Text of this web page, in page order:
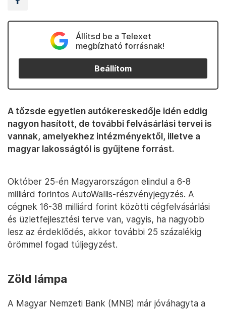
Állítsd be a Telexet
megbízható forrásnak!
Beállítom
A tőzsde egyetlen autókereskedője idén eddig
nagyon hasított, de további felvásárlási tervei is
vannak, amelyekhez intézményektől, illetve a
magyar lakosságtól is gyűjtene forrást.
Október 25-én Magyarországon elindul a 6-8
milliárd forintos AutoWallis-részvényjegyzés. A
cégnek 16-38 milliárd forint közötti cégfelvásárlási
és üzletfejlesztési terve van, vagyis, ha nagyobb
lesz az érdeklődés, akkor további 25 százalékig
örömmel fogad túljegyzést.
Zöld lámpa
A Magyar Nemzeti Bank (MNB) már jóváhagyta a